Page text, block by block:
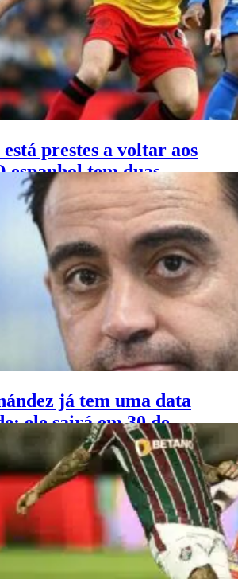
prestes a voltar aos
espanhol tem duas
para retornar
já tem uma data
ele sairá em 30 de